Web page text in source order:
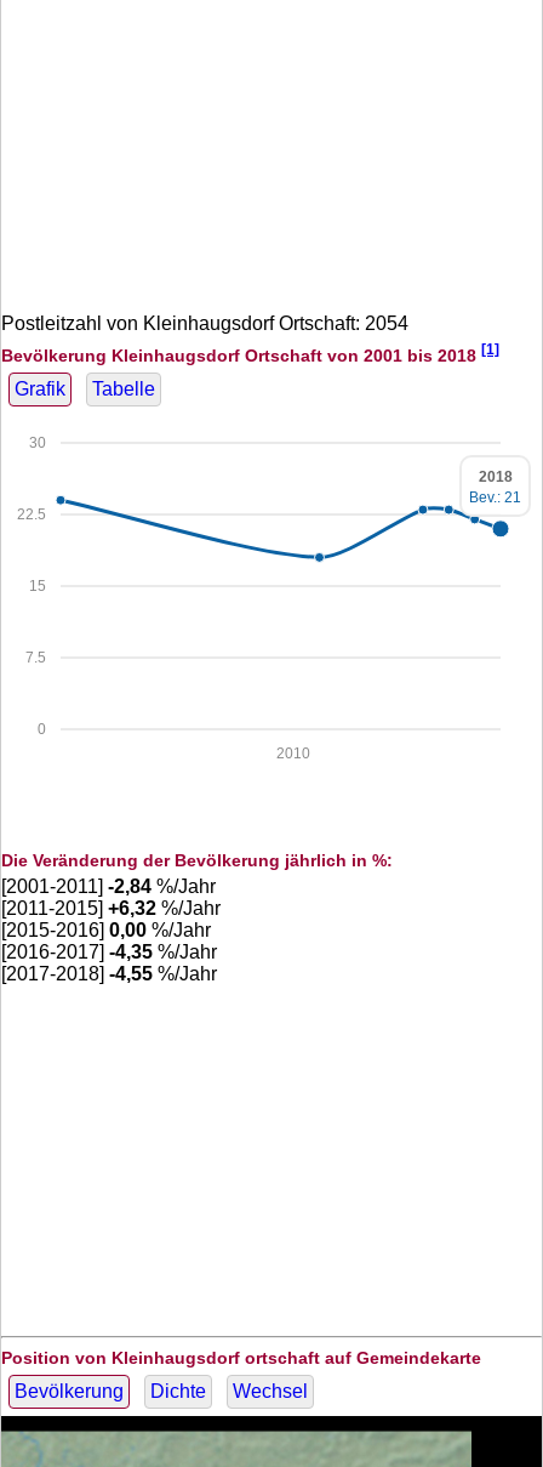
Postleitzahl von Kleinhaugsdorf Ortschaft: 2054
Bevölkerung Kleinhaugsdorf Ortschaft von 2001 bis 2018 [1]
Grafik Tabelle
0
7.5
15
22.5
30
2010
2018
Bev.: 21
Die Veränderung der Bevölkerung jährlich in %:
[2001-2011] -2,84 %/Jahr
[2011-2015] +6,32 %/Jahr
[2015-2016] 0,00 %/Jahr
[2016-2017] -4,35 %/Jahr
[2017-2018] -4,55 %/Jahr
Position von Kleinhaugsdorf ortschaft auf Gemeindekarte
Bevölkerung Dichte Wechsel